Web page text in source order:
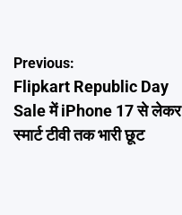
Post
navigation
Previous:
Flipkart Republic Day
Sale में iPhone 17 से लेकर
स्मार्ट टीवी तक भारी छूट